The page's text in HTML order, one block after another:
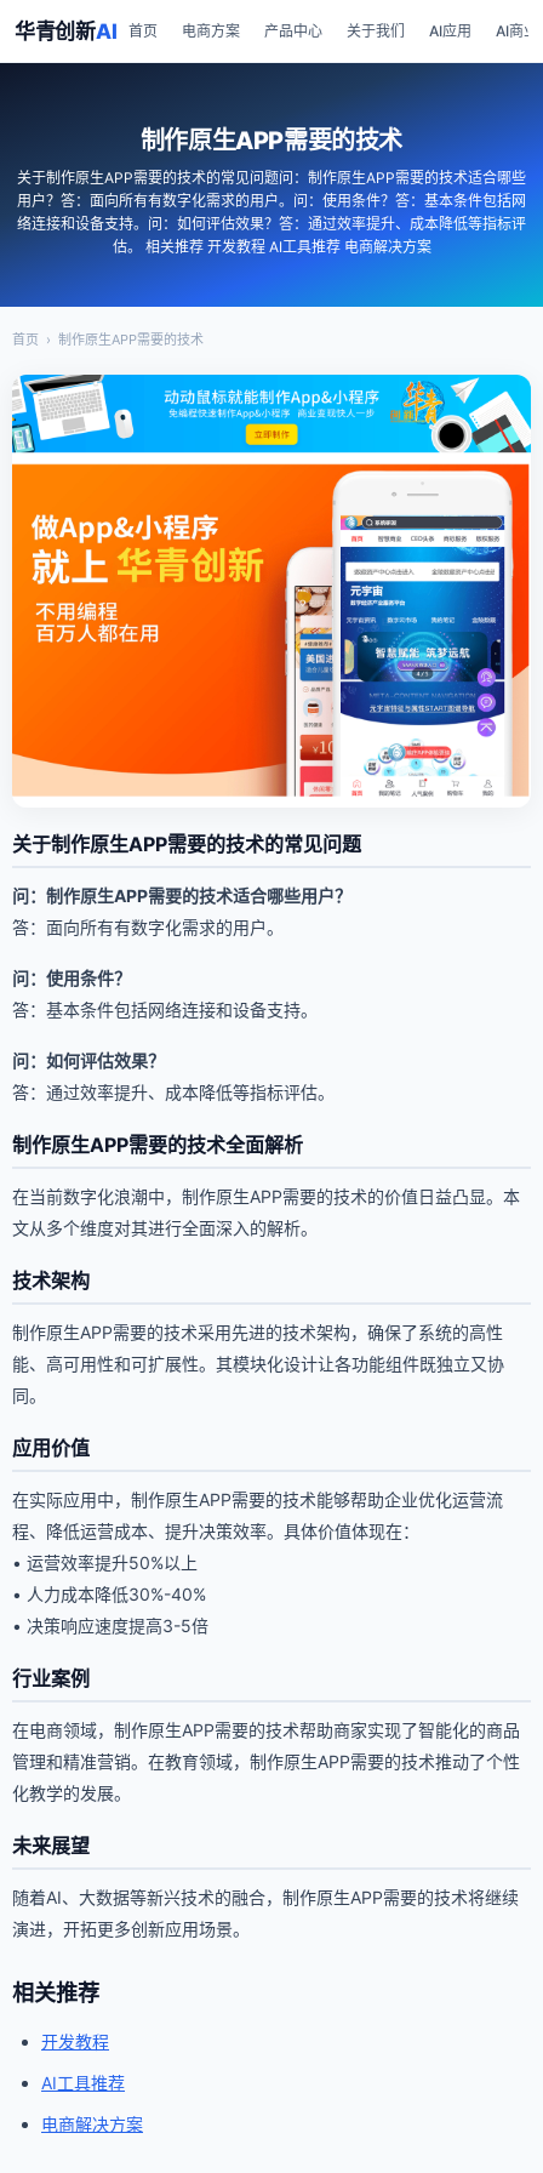
华青创新AI 首页 电商方案 产品中心 关于我们 AI应用 AI商业
制作原生APP需要的技术
关于制作原生APP需要的技术的常见问题问：制作原生APP需要的技术适合哪些
用户？答：面向所有有数字化需求的用户。问：使用条件？答：基本条件包括网
络连接和设备支持。问：如何评估效果？答：通过效率提升、成本降低等指标评
估。 相关推荐 开发教程 AI工具推荐 电商解决方案
首页 › 制作原生APP需要的技术
关于制作原生APP需要的技术的常见问题
问：制作原生APP需要的技术适合哪些用户？
答：面向所有有数字化需求的用户。
问：使用条件？
答：基本条件包括网络连接和设备支持。
问：如何评估效果？
答：通过效率提升、成本降低等指标评估。
制作原生APP需要的技术全面解析
在当前数字化浪潮中，制作原生APP需要的技术的价值日益凸显。本
文从多个维度对其进行全面深入的解析。
技术架构
制作原生APP需要的技术采用先进的技术架构，确保了系统的高性
能、高可用性和可扩展性。其模块化设计让各功能组件既独立又协
同。
应用价值
在实际应用中，制作原生APP需要的技术能够帮助企业优化运营流
程、降低运营成本、提升决策效率。具体价值体现在：
• 运营效率提升50%以上
• 人力成本降低30%-40%
• 决策响应速度提高3-5倍
行业案例
在电商领域，制作原生APP需要的技术帮助商家实现了智能化的商品
管理和精准营销。在教育领域，制作原生APP需要的技术推动了个性
化教学的发展。
未来展望
随着AI、大数据等新兴技术的融合，制作原生APP需要的技术将继续
演进，开拓更多创新应用场景。
相关推荐
开发教程
AI工具推荐
电商解决方案